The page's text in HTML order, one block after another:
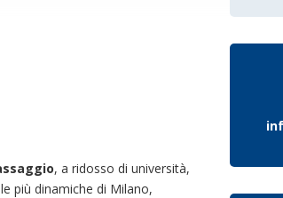
, a ridosso di università,
più dinamiche di Milano,